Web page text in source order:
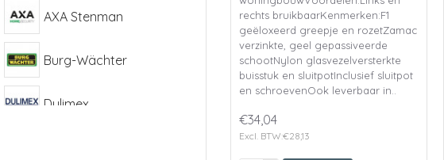
AXA Stenman
Burg-Wächter
Dulimex
rechts bruikbaarKenmerken:F1
geëloxeerd greepje en rozetZamac
verzinkte, geel gepassiveerde
schootNylon glasvezelversterkte
buisstuk en sluitpotInclusief sluitpot
en schroevenOok leverbaar in..
€34,04
Excl. BTW:€28,13